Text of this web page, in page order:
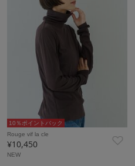
10％ポイントバック
Rouge vif la cle
¥10,450
NEW